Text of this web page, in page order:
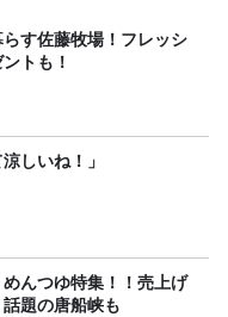
す佐藤牧場！フレッシ
トも！
しいね！」
んつゆ特集！！売上げ
題の唐船峡も